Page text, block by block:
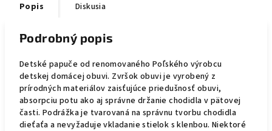
Popis Diskusia
Podrobný popis
Detské papuče od renomovaného Poľského výrobcu
detskej domácej obuvi. Zvršok obuvi je vyrobený z
prírodných materiálov zaisťujúce priedušnosť obuvi,
absorpciu potu ako aj správne držanie chodidla v pätovej
časti. Podrážka je tvarovaná na správnu tvorbu chodidla
dieťaťa a nevyžaduje vkladanie stielok s klenbou. Niektoré